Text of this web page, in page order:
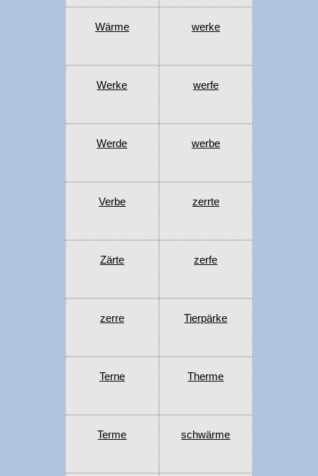
Wärme werke
Werke werfe
Werde werbe
Verbe zerrte
Zärte zerfe
zerre Tierpärke
Terne Therme
Terme schwärme